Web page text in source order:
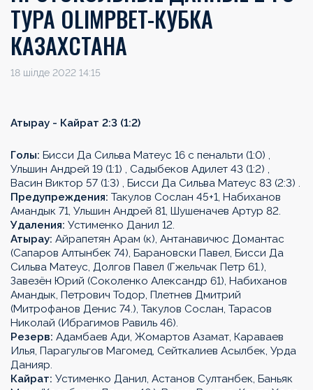
ТУРА OLIMPBET-КУБКА
КАЗАХСТАНА
18 шілде 2022 14:15
Атырау - Кайрат 2:3 (1:2)
Голы: Бисси Да Сильва Матеус 16 с пенальти (1:0) ,
Ульшин Андрей 19 (1:1) , Садыбеков Адилет 43 (1:2) ,
Васин Виктор 57 (1:3) , Бисси Да Сильва Матеус 83 (2:3) .
Предупреждения: Такулов Сослан 45+1, Набиханов
Амандык 71, Ульшин Андрей 81, Шушеначев Артур 82.
Удаления: Устименко Данил 12.
Атырау: Айрапетян Арам (к), Антанавичюс Домантас
(Сапаров Алтынбек 74), Барановски Павел, Бисси Да
Сильва Матеус, Долгов Павел (Гжельчак Петр 61.),
Завезён Юрий (Соколенко Александр 61), Набиханов
Амандык, Петрович Тодор, Плетнев Дмитрий
(Митрофанов Денис 74.), Такулов Сослан, Тарасов
Николай (Ибрагимов Равиль 46).
Резерв: Адамбаев Ади, Жомартов Азамат, Караваев
Илья, Парагульгов Магомед, Сейткалиев Асылбек, Урда
Данияр.
Кайрат: Устименко Данил, Астанов Султанбек, Баньяк